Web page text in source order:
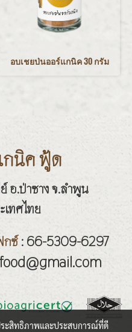
อบเชยป่นออร์แกนิค 30 กรัม
กนิค ฟู้ด
อ.ป่าซาง จ.ลำพูน
เทศไทย
กซ์: 66-5309-6297
ระสิทธิภาพและประสบการณ์ที่ดี